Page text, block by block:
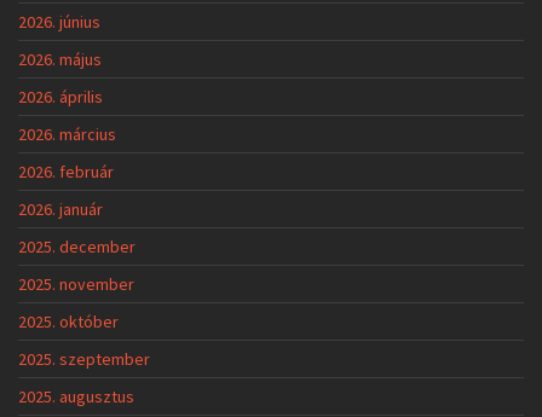
2026. június
2026. május
2026. április
2026. március
2026. február
2026. január
2025. december
2025. november
2025. október
2025. szeptember
2025. augusztus